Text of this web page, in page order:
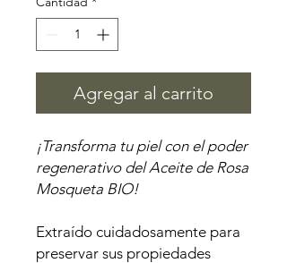
Agregar al carrito
¡Transforma tu piel con el poder
regenerativo del Aceite de Rosa
Mosqueta BIO!
Extraído cuidadosamente para
preservar sus propiedades